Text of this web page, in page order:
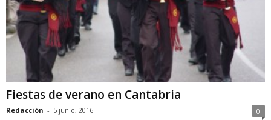
Fiestas de verano en Cantabria
Redacción - 5 junio, 2016 0